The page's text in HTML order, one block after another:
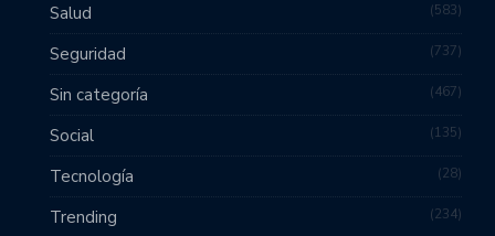
Salud 583
Seguridad 737
Sin categoría 467
Social 135
Tecnología 28
Trending 234